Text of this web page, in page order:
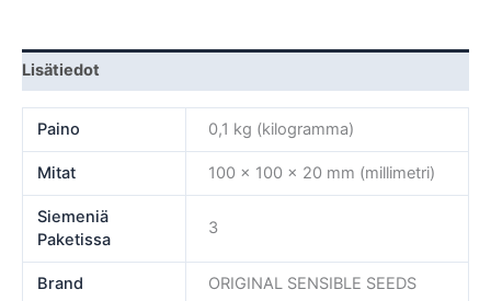
Lisätiedot
Paino 0,1 kg (kilogramma)
Mitat 100 × 100 × 20 mm (millimetri)
Siemeniä
Paketissa
3
Brand ORIGINAL SENSIBLE SEEDS